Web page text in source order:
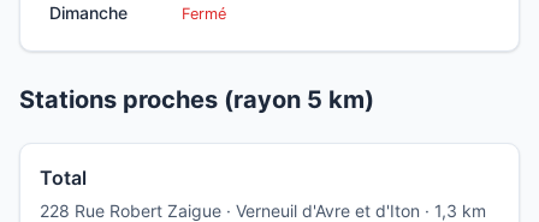
Dimanche Fermé
Stations proches (rayon 5 km)
Total
228 Rue Robert Zaigue · Verneuil d'Avre et d'Iton · 1,3 km